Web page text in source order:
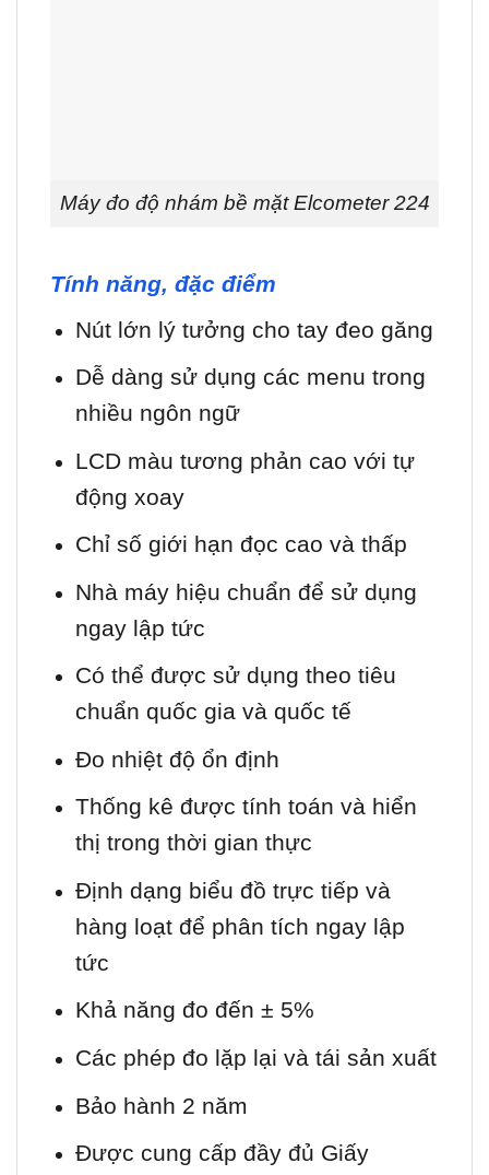
Máy đo độ nhám bề mặt Elcometer 224
Tính năng, đặc điểm
Nút lớn lý tưởng cho tay đeo găng
Dễ dàng sử dụng các menu trong
nhiều ngôn ngữ
LCD màu tương phản cao với tự
động xoay
Chỉ số giới hạn đọc cao và thấp
Nhà máy hiệu chuẩn để sử dụng
ngay lập tức
Có thể được sử dụng theo tiêu
chuẩn quốc gia và quốc tế
Đo nhiệt độ ổn định
Thống kê được tính toán và hiển
thị trong thời gian thực
Định dạng biểu đồ trực tiếp và
hàng loạt để phân tích ngay lập
tức
Khả năng đo đến ± 5%
Các phép đo lặp lại và tái sản xuất
Bảo hành 2 năm
Được cung cấp đầy đủ Giấy